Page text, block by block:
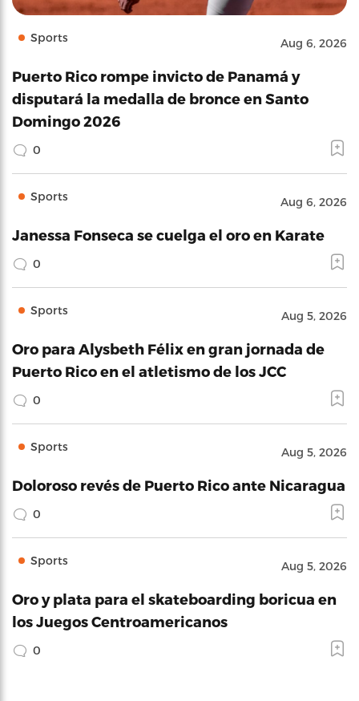
Sports Aug 6, 2026
Puerto Rico rompe invicto de Panamá y
disputará la medalla de bronce en Santo
Domingo 2026
0
Sports Aug 6, 2026
Janessa Fonseca se cuelga el oro en Karate
0
Sports Aug 5, 2026
Oro para Alysbeth Félix en gran jornada de
Puerto Rico en el atletismo de los JCC
0
Sports Aug 5, 2026
Doloroso revés de Puerto Rico ante Nicaragua
0
Sports Aug 5, 2026
Oro y plata para el skateboarding boricua en
los Juegos Centroamericanos
0